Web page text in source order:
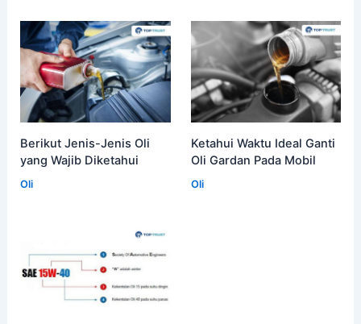
Berikut Jenis-Jenis Oli
yang Wajib Diketahui
Oli
Ketahui Waktu Ideal Ganti
Oli Gardan Pada Mobil
Oli